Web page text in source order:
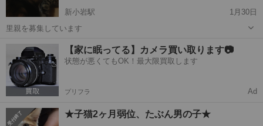
新小岩駅
1月30日
里親を募集しています
新小岩駅 猫
【家に眠ってる】カメラ買い取ります📷
状態が悪くてもOK！最大限買取します
プリフラ Ad
★子猫2ヶ月弱位、たぶん男の子★